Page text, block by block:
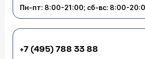
Пн-пт: 8:00-21:00; сб-вс: 8:00-
+7 (495) 788 33 88